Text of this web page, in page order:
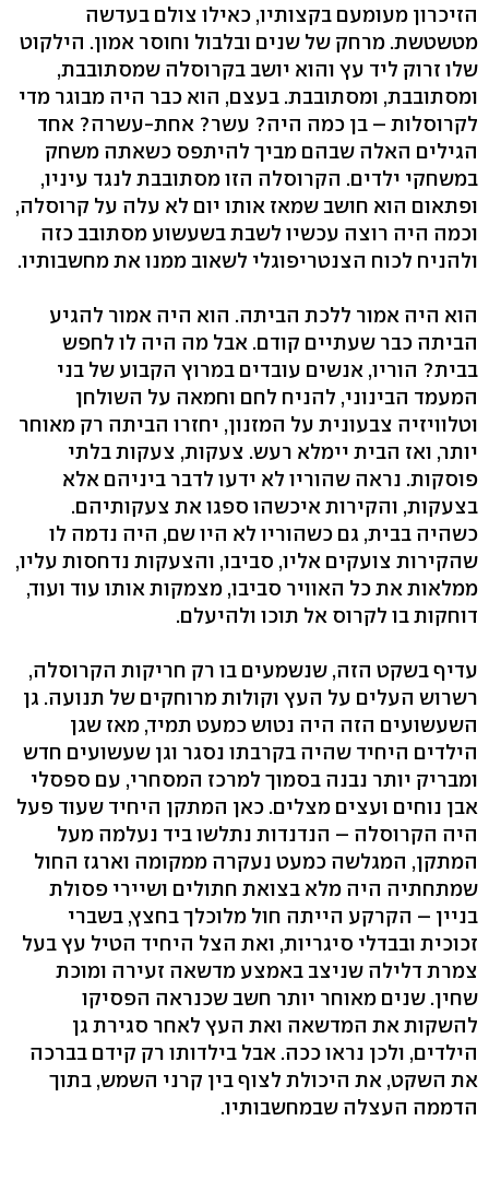
הזיכרון מעומעם בקצותיו, כאילו צולם בעדשה
מטשטשת. מרחק של שנים ובלבול וחוסר אמון. הילקוט
שלו זרוק ליד עץ והוא יושב בקרוסלה שמסתובבת,
ומסתובבת, ומסתובבת. בעצם, הוא כבר היה מבוגר מדי
לקרוסלות – בן כמה היה? עשר? אחת-עשרה? אחד
הגילים האלה שבהם מביך להיתפס כשאתה משחק
במשחקי ילדים. הקרוסלה הזו מסתובבת לנגד עיניו,
ופתאום הוא חושב שמאז אותו יום לא עלה על קרוסלה,
וכמה היה רוצה עכשיו לשבת בשעשוע מסתובב כזה
ולהניח לכוח הצנטריפוגלי לשאוב ממנו את מחשבותיו.
הוא היה אמור ללכת הביתה. הוא היה אמור להגיע
הביתה כבר שעתיים קודם. אבל מה היה לו לחפש
בבית? הוריו, אנשים עובדים במרוץ הקבוע של בני
המעמד הבינוני, להניח לחם וחמאה על השולחן
וטלוויזיה צבעונית על המזנון, יחזרו הביתה רק מאוחר
יותר, ואז הבית יימלא רעש. צעקות, צעקות בלתי
פוסקות. נראה שהוריו לא ידעו לדבר ביניהם אלא
בצעקות, והקירות איכשהו ספגו את צעקותיהם.
כשהיה בבית, גם כשהוריו לא היו שם, היה נדמה לו
שהקירות צועקים אליו, סביבו, והצעקות נדחסות עליו,
ממלאות את כל האוויר סביבו, מצמקות אותו עוד ועוד,
דוחקות בו לקרוס אל תוכו ולהיעלם.
עדיף בשקט הזה, שנשמעים בו רק חריקות הקרוסלה,
רשרוש העלים על העץ וקולות מרוחקים של תנועה. גן
השעשועים הזה היה נטוש כמעט תמיד, מאז שגן
הילדים היחיד שהיה בקרבתו נסגר וגן שעשועים חדש
ומבריק יותר נבנה בסמוך למרכז המסחרי, עם ספסלי
אבן נוחים ועצים מצלים. כאן המתקן היחיד שעוד פעל
היה הקרוסלה – הנדנדות נתלשו ביד נעלמה מעל
המתקן, המגלשה כמעט נעקרה ממקומה וארגז החול
שמתחתיה היה מלא בצואת חתולים ושיירי פסולת
בניין – הקרקע הייתה חול מלוכלך בחצץ, בשברי
זכוכית ובבדלי סיגריות, ואת הצל היחיד הטיל עץ בעל
צמרת דלילה שניצב באמצע מדשאה זעירה ומוכת
שחין. שנים מאוחר יותר חשב שכנראה הפסיקו
להשקות את המדשאה ואת העץ לאחר סגירת גן
הילדים, ולכן נראו ככה. אבל בילדותו רק קידם בברכה
את השקט, את היכולת לצוף בין קרני השמש, בתוך
הדממה העצלה שבמחשבותיו.